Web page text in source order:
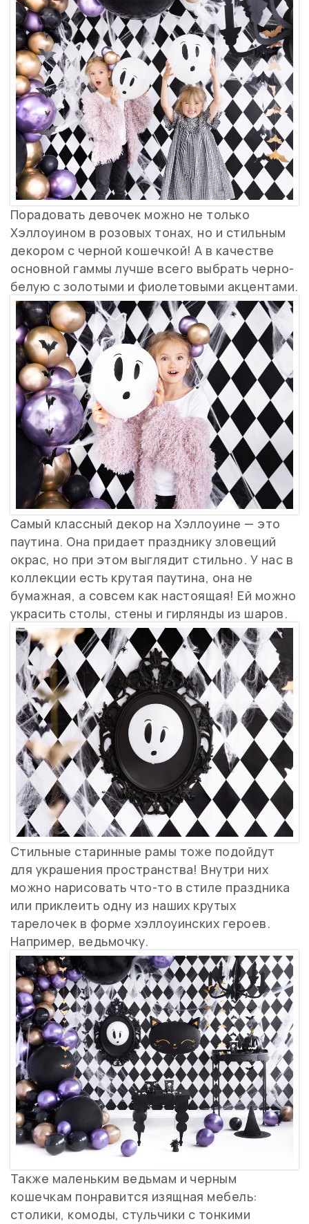
Порадовать девочек можно не только
Хэллоуином в розовых тонах, но и стильным
декором с черной кошечкой! А в качестве
основной гаммы лучше всего выбрать черно-
белую с золотыми и фиолетовыми акцентами.
Самый классный декор на Хэллоуине — это
паутина. Она придает празднику зловещий
окрас, но при этом выглядит стильно. У нас в
коллекции есть крутая паутина, она не
бумажная, а совсем как настоящая! Ей можно
украсить столы, стены и гирлянды из шаров.
Стильные старинные рамы тоже подойдут
для украшения пространства! Внутри них
можно нарисовать что-то в стиле праздника
или приклеить одну из наших крутых
тарелочек в форме хэллоуинских героев.
Например, ведьмочку.
Также маленьким ведьмам и черным
кошечкам понравится изящная мебель:
столики, комоды, стульчики с тонкими